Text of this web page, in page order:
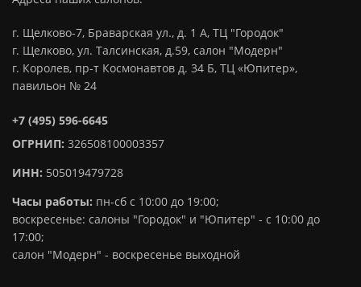
г. Щелково-7, Браварская ул., д. 1 А, ТЦ "Городок"
г. Щелково, ул. Талсинская, д.59, салон "Модерн"
г. Королев, пр-т Космонавтов д. 34 Б, ТЦ «Юпитер»,
павильон № 24
+7 (495) 596-6645
ОГРНИП: 326508100003357
ИНН: 505019479728
Часы работы: пн-сб с 10:00 до 19:00;
воскресенье: салоны "Городок" и "Юпитер" - с 10:00 до
17:00;
салон "Модерн" - воскресенье выходной